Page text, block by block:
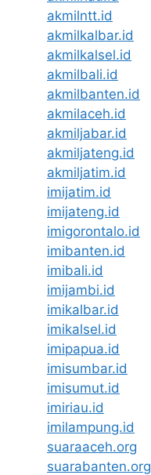
akmilntt.id
akmilkalbar.id
akmilkalsel.id
akmilbali.id
akmilbanten.id
akmilaceh.id
akmiljabar.id
akmiljateng.id
akmiljatim.id
imijatim.id
imijateng.id
imigorontalo.id
imibanten.id
imibali.id
imijambi.id
imikalbar.id
imikalsel.id
imipapua.id
imisumbar.id
imisumut.id
imiriau.id
imilampung.id
suaraaceh.org
suarabanten.org